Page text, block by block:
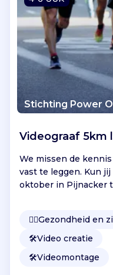
Stichting Power
Videograaf 5km
We missen de
vast te leggen. Kun
oktober in Pijnacker
👩‍⚕️Gezondheid en
🛠️Video creatie
🛠️Videomontage